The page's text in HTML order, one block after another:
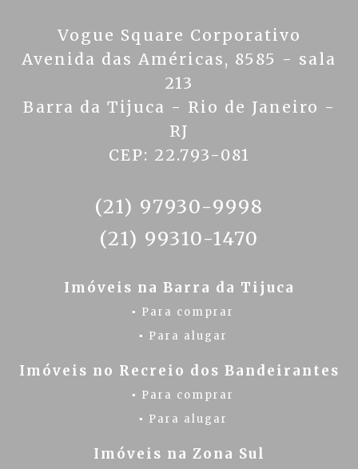
Vogue Square Corporativo
Avenida das Américas, 8585 - sala
213
Barra da Tijuca - Rio de Janeiro -
RJ
CEP: 22.793-081
(21) 97930-9998
(21) 99310-1470
Imóveis na Barra da Tijuca
▪ Para comprar
▪ Para alugar
Imóveis no Recreio dos Bandeirantes
▪ Para comprar
▪ Para alugar
Imóveis na Zona Sul